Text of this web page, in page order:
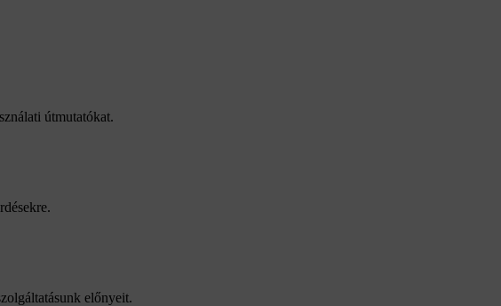
útmutatókat.
előnyeit.